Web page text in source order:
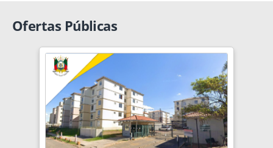
Ofertas Públicas